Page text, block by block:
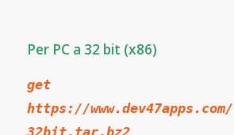
Per PC a 32 bit (x86)
get
https://
32bit.tar.bz2